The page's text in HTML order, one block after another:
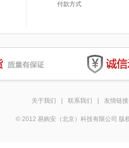
付款方式
关于我们 联系我们 友情链接
© 2012 易购安（北京）科技有限公司 版